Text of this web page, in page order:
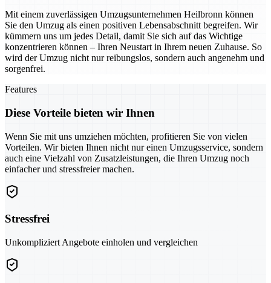
Mit einem zuverlässigen Umzugsunternehmen Heilbronn können
Sie den Umzug als einen positiven Lebensabschnitt begreifen. Wir
kümmern uns um jedes Detail, damit Sie sich auf das Wichtige
konzentrieren können – Ihren Neustart in Ihrem neuen Zuhause. So
wird der Umzug nicht nur reibungslos, sondern auch angenehm und
sorgenfrei.
Features
Diese Vorteile bieten wir Ihnen
Wenn Sie mit uns umziehen möchten, profitieren Sie von vielen
Vorteilen. Wir bieten Ihnen nicht nur einen Umzugsservice, sondern
auch eine Vielzahl von Zusatzleistungen, die Ihren Umzug noch
einfacher und stressfreier machen.
Stressfrei
Unkompliziert Angebote einholen und vergleichen